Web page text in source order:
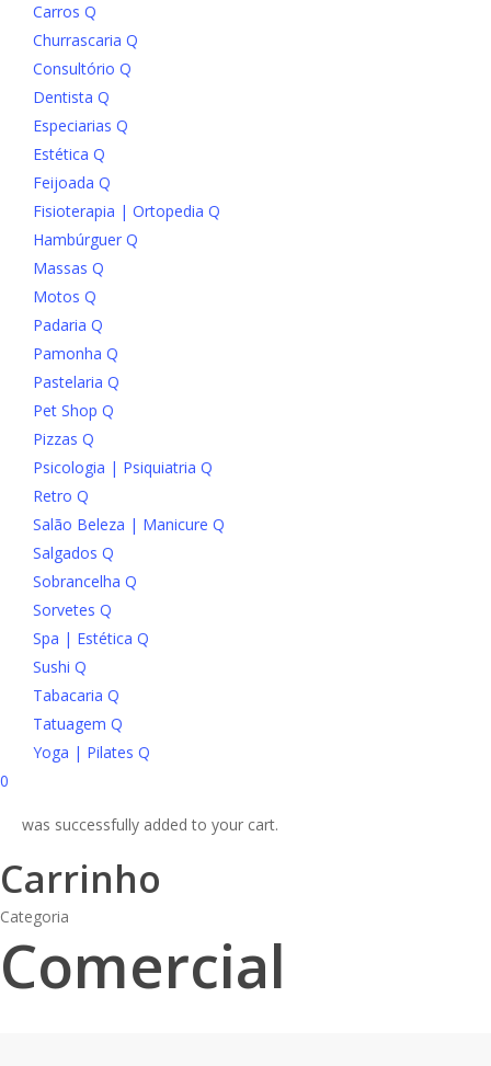
Carros Q
Churrascaria Q
Consultório Q
Dentista Q
Especiarias Q
Estética Q
Feijoada Q
Fisioterapia | Ortopedia Q
Hambúrguer Q
Massas Q
Motos Q
Padaria Q
Pamonha Q
Pastelaria Q
Pet Shop Q
Pizzas Q
Psicologia | Psiquiatria Q
Retro Q
Salão Beleza | Manicure Q
Salgados Q
Sobrancelha Q
Sorvetes Q
Spa | Estética Q
Sushi Q
Tabacaria Q
Tatuagem Q
Yoga | Pilates Q
search
account
0
was successfully added to your cart.
Carrinho
Categoria
Comercial